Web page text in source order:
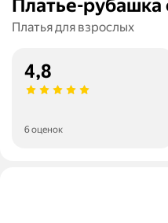
Платье-
Платья для взрослых
4,8
6 оценок